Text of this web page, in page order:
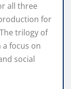
all three
for
trilogy of
focus on
social